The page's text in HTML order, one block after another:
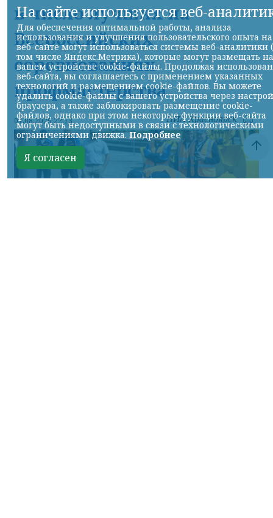
в число лучших на
Всероссийских
соревнованиях
профмастерства
07.08.2026 22:13 НИА-Красноярск
На сайте используется веб-
Для обеспечения оптимальной работы, анализа
использования и улучшения пользовательского опыта на
веб-сайте могут использоваться системы веб-аналитики
том числе Яндекс.Метрика), которые могут размещать на
вашем устройстве cookie-файлы. Продолжая
веб-сайта, вы соглашаетесь с применением указанных
технологий и размещением cookie-файлов. Вы можете
удалить cookie-файлы с вашего устройства через
браузера, а также заблокировать размещение cookie-
файлов, однако при этом некоторые функции веб-сайта
могут быть недоступными в связи с технологическими
ограничениями движка.Подробнее
Я согласен